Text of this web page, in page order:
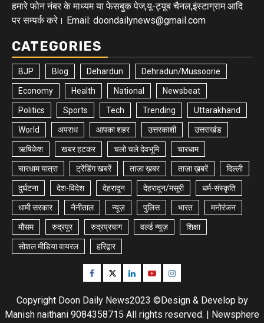
हमारे फोन नंबर के माध्यम या फेसबुक पेज,यू-ट्यूब चैनल,इंस्टाग्राम आदि
पर सम्पर्क करे। Email: doondailynews@gmail.com
CATEGORIES
BJP Blog Dehardun Dehradun/Mussoorie
Economy Health National Newsbeat
Politics Sports Tech Trending Uttarakhand
World अपराध आपका शहर उत्तरकाशी उत्तराखंड
ऋषिकेश खबर हटकर चलो चले देवभूमि चारधाम
चारधाम यात्रा ट्रेंडिंग खबरें ताज़ा ख़बर ताज़ा ख़बरें दिल्ली
दुर्घटना देश-विदेश देहरादून देहरादून/मसूरी धर्म-संस्कृति
धामी सरकार नैनीताल न्यूज़ पुलिस भारत मनोरंजन
मौसम रुद्रपुर रुद्रप्रयाग वर्ल्ड न्यूज़ शिक्षा
सोशल मीडिया वायरल हरिद्वार
Facebook
TwitterLinkedinYoutubeInstagram
Copyright Doon Daily News2023 ©Design & Develop by
Manish naithani 9084358715 All rights reserved. | Newsphere